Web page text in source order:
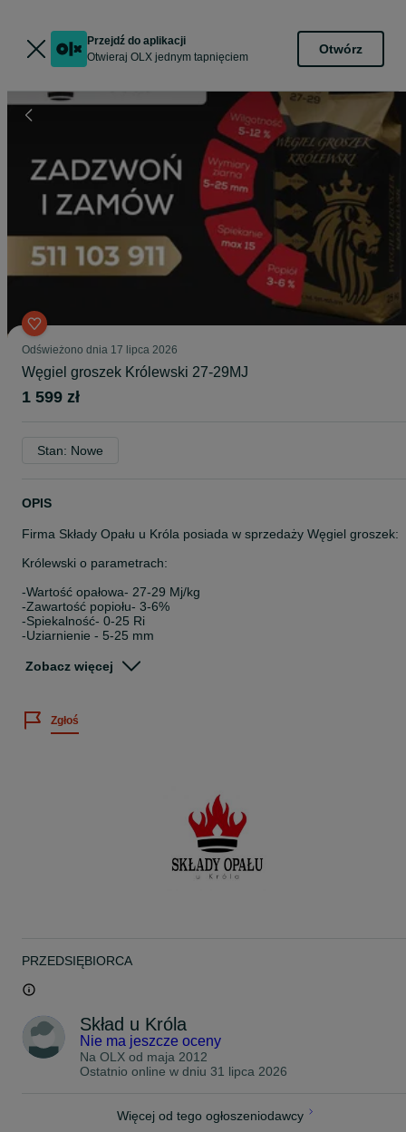
Przejdź do aplikacji
Otwieraj OLX jednym tapnięciem
Otwórz
Odświeżono dnia 17 lipca 2026
Węgiel groszek Królewski 27-29MJ
1 599 zł
Stan: Nowe
OPIS
Firma Składy Opału u Króla posiada w sprzedaży Węgiel groszek:
Królewski o parametrach:
-Wartość opałowa- 27-29 Mj/kg
-Zawartość popiołu- 3-6%
-Spiekalność- 0-25 Ri
-Uziarnienie - 5-25 mm
Węgiel groszek jest pakowany w oryginalne worki foliowe lub
Podana cena dotyczy osób fizycznych, którzy zakupują węgiel do
podlegających zwolnieniu zostanie doliczona akcyza w wysokości
- Do 20 km od siedziby firmy Tychów- GRATIS
- Powyżej 20 km od siedziby firmy- koszt ustalany indywidualnie
Dalków 131A, 97-318 Czarnocin
Nr tel. 507 856 II3
Nr tel. 5II 588 027
Zobacz więcej
Zgłoś
PRZEDSIĘBIORCA
Skład u Króla
Nie ma jeszcze oceny
Na OLX od maja 2012
Ostatnio online w dniu 31 lipca 2026
Więcej od tego ogłoszeniodawcy